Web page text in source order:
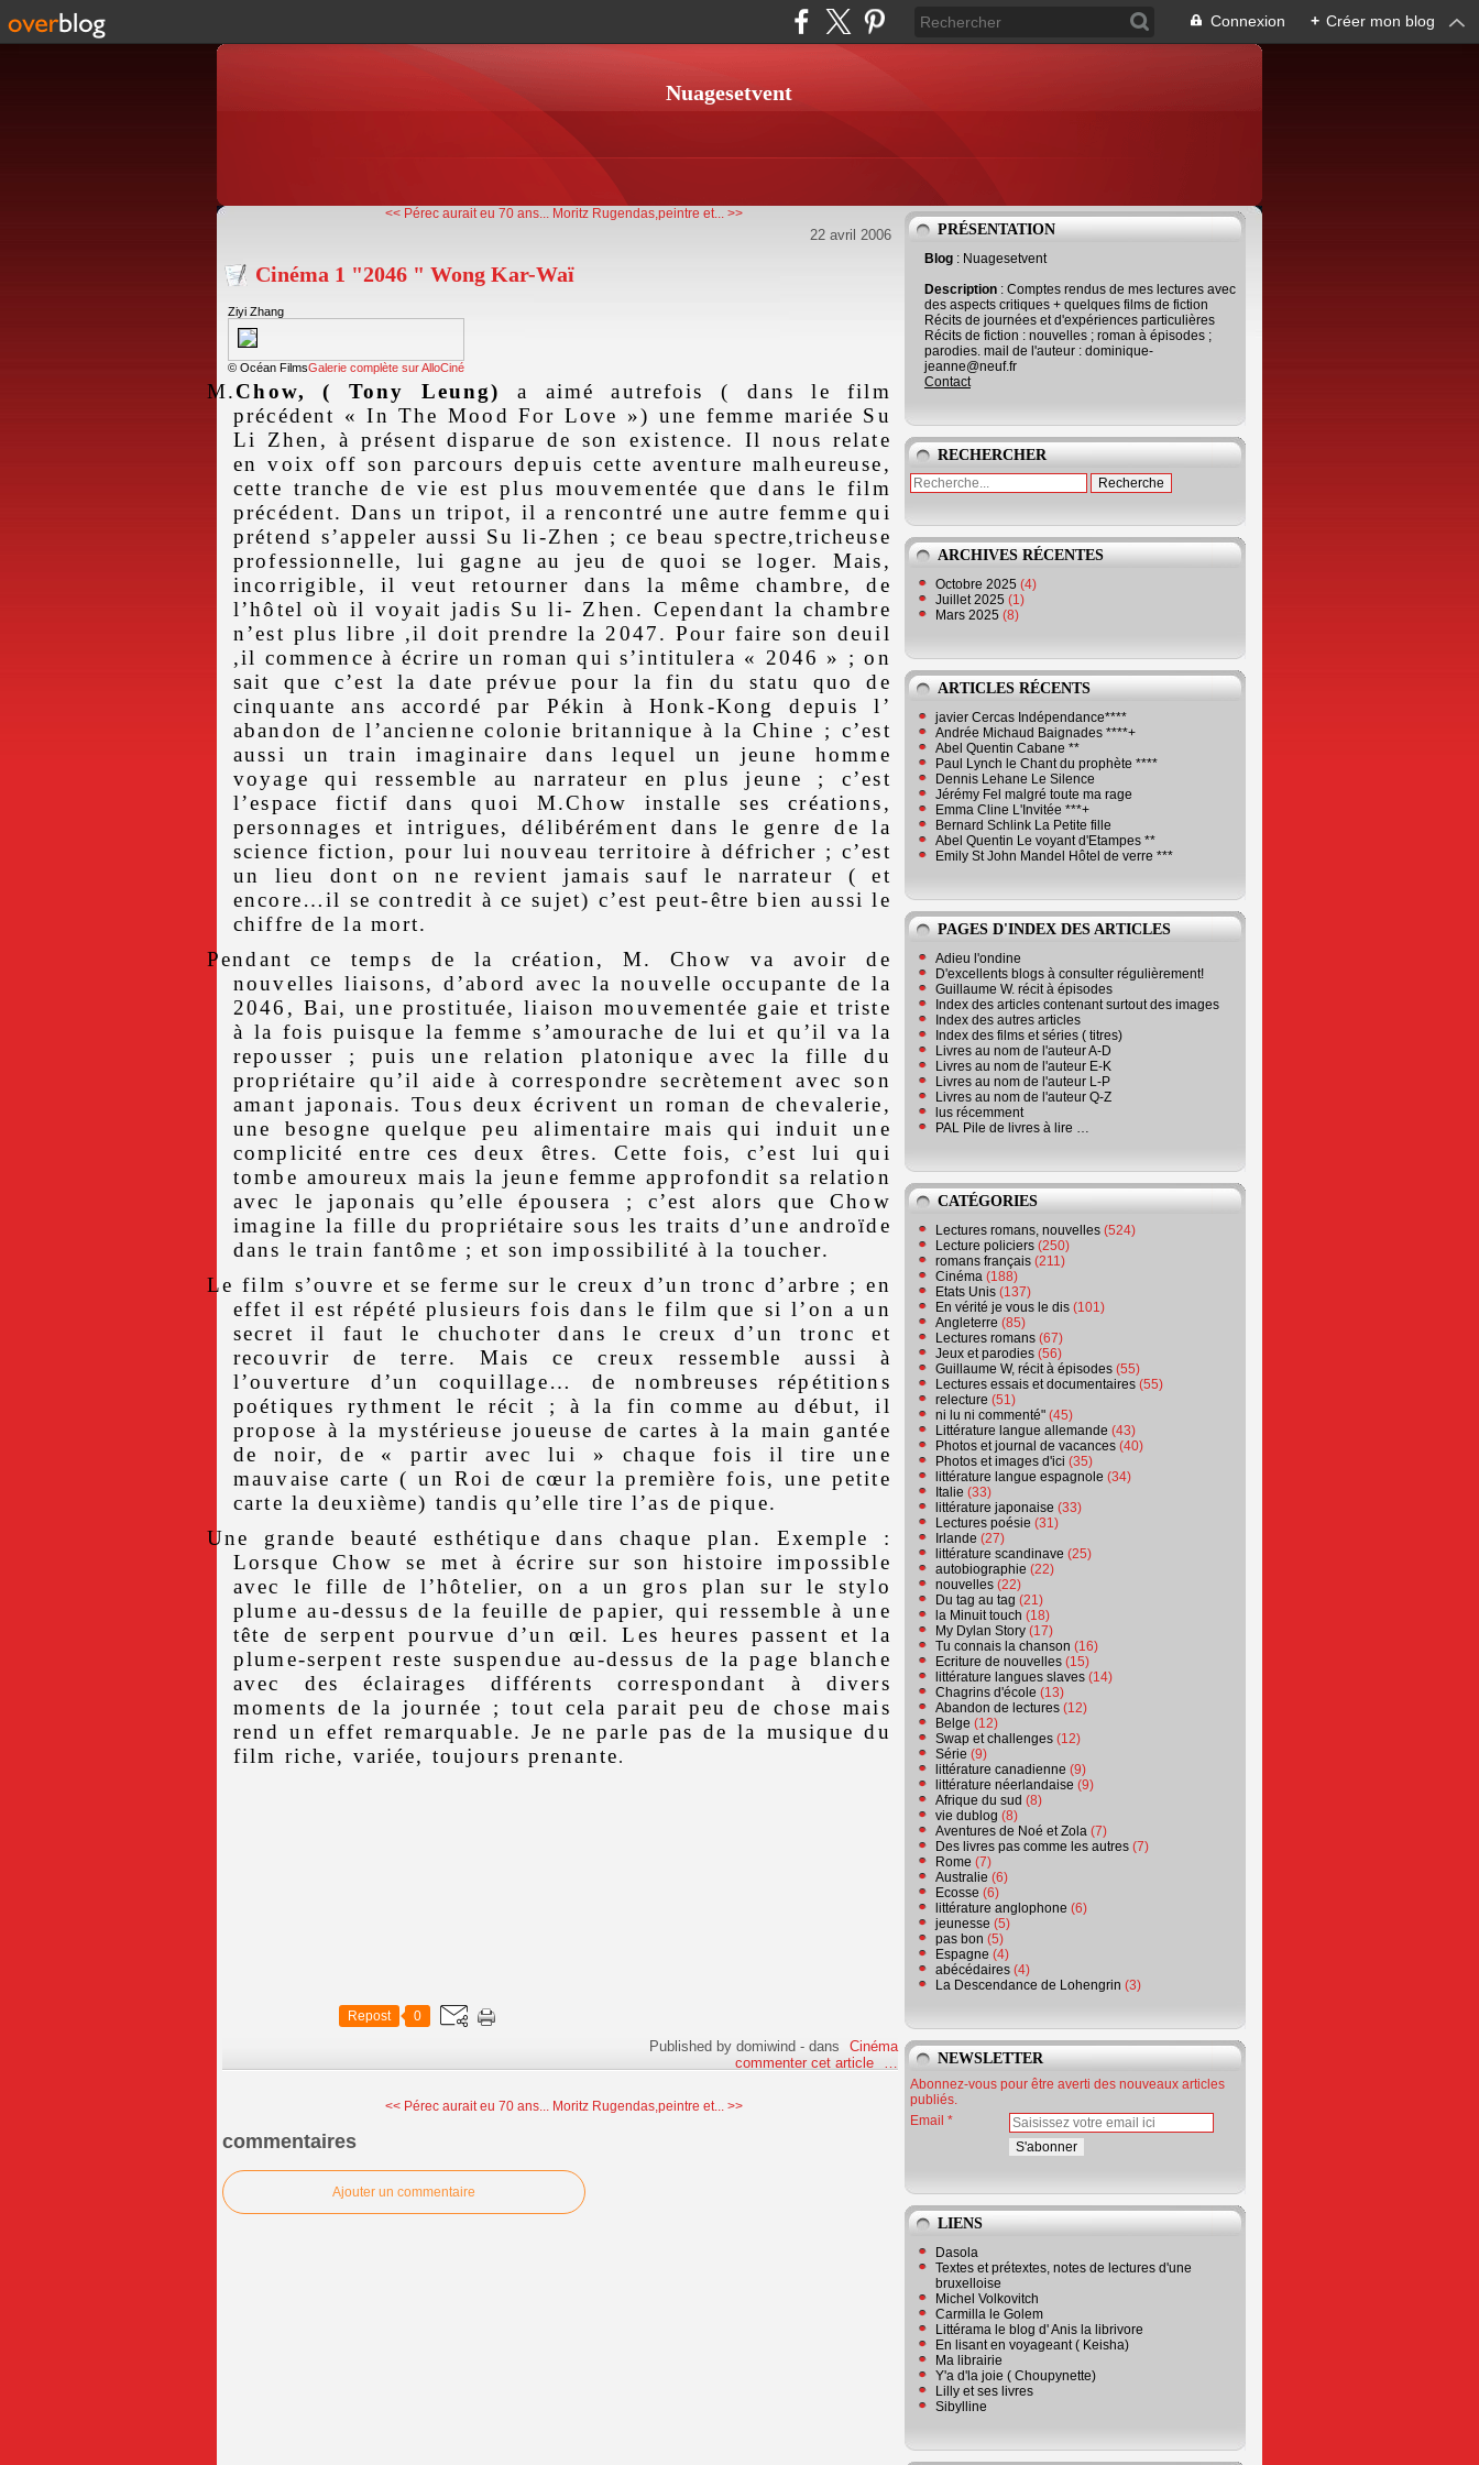
Connexion + Créer mon blog
Nuagesetvent
<< Pérec aurait eu 70 ans... Moritz Rugendas,peintre et... >>
22 avril 2006
Cinéma 1 "2046 " Wong Kar-Waï
Ziyi Zhang
© Océan FilmsGalerie complète sur AlloCiné
M.Chow, ( Tony Leung)
a aimé autrefois ( dans le film
précédent « In The Mood For Love ») une femme mariée Su
Li Zhen, à présent disparue de son existence. Il nous relate
en voix off son parcours depuis cette aventure malheureuse,
cette tranche de vie est plus mouvementée que dans le film
précédent. Dans un tripot, il a rencontré une autre femme qui
prétend s’appeler aussi Su li-Zhen ; ce beau spectre,tricheuse
professionnelle, lui gagne au jeu de quoi se loger. Mais,
incorrigible, il veut retourner dans la même chambre, de
l’hôtel où il voyait jadis Su li- Zhen. Cependant la chambre
n’est plus libre ,il doit prendre la 2047. Pour faire son deuil
,il commence à écrire un roman qui s’intitulera « 2046 » ; on
sait que c’est la date prévue pour la fin du statu quo de
cinquante ans accordé par Pékin à Honk-Kong depuis l’
abandon de l’ancienne colonie britannique à la Chine ; c’est
aussi un train imaginaire dans lequel un jeune homme
voyage qui ressemble au narrateur en plus jeune ; c’est
l’espace fictif dans quoi M.Chow installe ses créations,
personnages et intrigues, délibérément dans le genre de la
science fiction, pour lui nouveau territoire à défricher ; c’est
un lieu dont on ne revient jamais sauf le narrateur ( et
encore…il se contredit à ce sujet) c’est peut-être bien aussi le
chiffre de la mort.
Pendant ce temps de la création, M. Chow va avoir de
nouvelles liaisons, d’abord avec la nouvelle occupante de la
2046, Bai, une prostituée, liaison mouvementée gaie et triste
à la fois puisque la femme s’amourache de lui et qu’il va la
repousser ; puis une relation platonique avec la fille du
propriétaire qu’il aide à correspondre secrètement avec son
amant japonais. Tous deux écrivent un roman de chevalerie,
une besogne quelque peu alimentaire mais qui induit une
complicité entre ces deux êtres. Cette fois, c’est lui qui
tombe amoureux mais la jeune femme approfondit sa relation
avec le japonais qu’elle épousera ; c’est alors que Chow
imagine la fille du propriétaire sous les traits d’une androïde
dans le train fantôme ; et son impossibilité à la toucher.
Le film s’ouvre et se ferme sur le creux d’un tronc d’arbre ; en
effet il est répété plusieurs fois dans le film que si l’on a un
secret il faut le chuchoter dans le creux d’un tronc et
recouvrir de terre. Mais ce creux ressemble aussi à
l’ouverture d’un coquillage… de nombreuses répétitions
poétiques rythment le récit ; à la fin comme au début, il
propose à la mystérieuse joueuse de cartes à la main gantée
de noir, de « partir avec lui » chaque fois il tire une
mauvaise carte ( un Roi de cœur la première fois, une petite
carte la deuxième) tandis qu’elle tire l’as de pique.
Une grande beauté esthétique dans chaque plan. Exemple :
Lorsque Chow se met à écrire sur son histoire impossible
avec le fille de l’hôtelier, on a un gros plan sur le stylo
plume au-dessus de la feuille de papier, qui ressemble à une
tête de serpent pourvue d’un œil. Les heures passent et la
plume-serpent reste suspendue au-dessus de la page blanche
avec des éclairages différents correspondant à divers
moments de la journée ; tout cela parait peu de chose mais
rend un effet remarquable. Je ne parle pas de la musique du
film riche, variée, toujours prenante.
Repost 0
Published by domiwind -dans
Cinéma
commenter cet article
…
<< Pérec aurait eu 70 ans... Moritz Rugendas,peintre et... >>
commentaires
Ajouter un commentaire
PRÉSENTATION
Blog : Nuagesetvent
Description : Comptes rendus de mes lectures avec
des aspects critiques + quelques films de fiction
Récits de journées et d'expériences particulières
Récits de fiction : nouvelles ; roman à épisodes ;
parodies. mail de l'auteur : dominique-
jeanne@neuf.fr
Contact
RECHERCHER
ARCHIVES RÉCENTES
Octobre 2025 (4)
Juillet 2025 (1)
Mars 2025 (8)
ARTICLES RÉCENTS
javier Cercas Indépendance****
Andrée Michaud Baignades ****+
Abel Quentin Cabane **
Paul Lynch le Chant du prophète ****
Dennis Lehane Le Silence
Jérémy Fel malgré toute ma rage
Emma Cline L'Invitée ***+
Bernard Schlink La Petite fille
Abel Quentin Le voyant d'Etampes **
Emily St John Mandel Hôtel de verre ***
PAGES D'INDEX DES ARTICLES
Adieu l'ondine
D'excellents blogs à consulter régulièrement!
Guillaume W. récit à épisodes
Index des articles contenant surtout des images
Index des autres articles
Index des films et séries ( titres)
Livres au nom de l'auteur A-D
Livres au nom de l'auteur E-K
Livres au nom de l'auteur L-P
Livres au nom de l'auteur Q-Z
lus récemment
PAL Pile de livres à lire …
CATÉGORIES
Lectures romans, nouvelles (524)
Lecture policiers (250)
romans français (211)
Cinéma (188)
Etats Unis (137)
En vérité je vous le dis (101)
Angleterre (85)
Lectures romans (67)
Jeux et parodies (56)
Guillaume W, récit à épisodes (55)
Lectures essais et documentaires (55)
relecture (51)
ni lu ni commenté" (45)
Littérature langue allemande (43)
Photos et journal de vacances (40)
Photos et images d'ici (35)
littérature langue espagnole (34)
Italie (33)
littérature japonaise (33)
Lectures poésie (31)
Irlande (27)
littérature scandinave (25)
autobiographie (22)
nouvelles (22)
Du tag au tag (21)
la Minuit touch (18)
My Dylan Story (17)
Tu connais la chanson (16)
Ecriture de nouvelles (15)
littérature langues slaves (14)
Chagrins d'école (13)
Abandon de lectures (12)
Belge (12)
Swap et challenges (12)
Série (9)
littérature canadienne (9)
littérature néerlandaise (9)
Afrique du sud (8)
vie dublog (8)
Aventures de Noé et Zola (7)
Des livres pas comme les autres (7)
Rome (7)
Australie (6)
Ecosse (6)
littérature anglophone (6)
jeunesse (5)
pas bon (5)
Espagne (4)
abécédaires (4)
La Descendance de Lohengrin (3)
NEWSLETTER
Abonnez-vous pour être averti des nouveaux articles
publiés.
Email
LIENS
Dasola
Textes et prétextes, notes de lectures d'une
bruxelloise
Michel Volkovitch
Carmilla le Golem
Littérama le blog d' Anis la librivore
En lisant en voyageant ( Keisha)
Ma librairie
Y'a d'la joie ( Choupynette)
Lilly et ses livres
Sibylline